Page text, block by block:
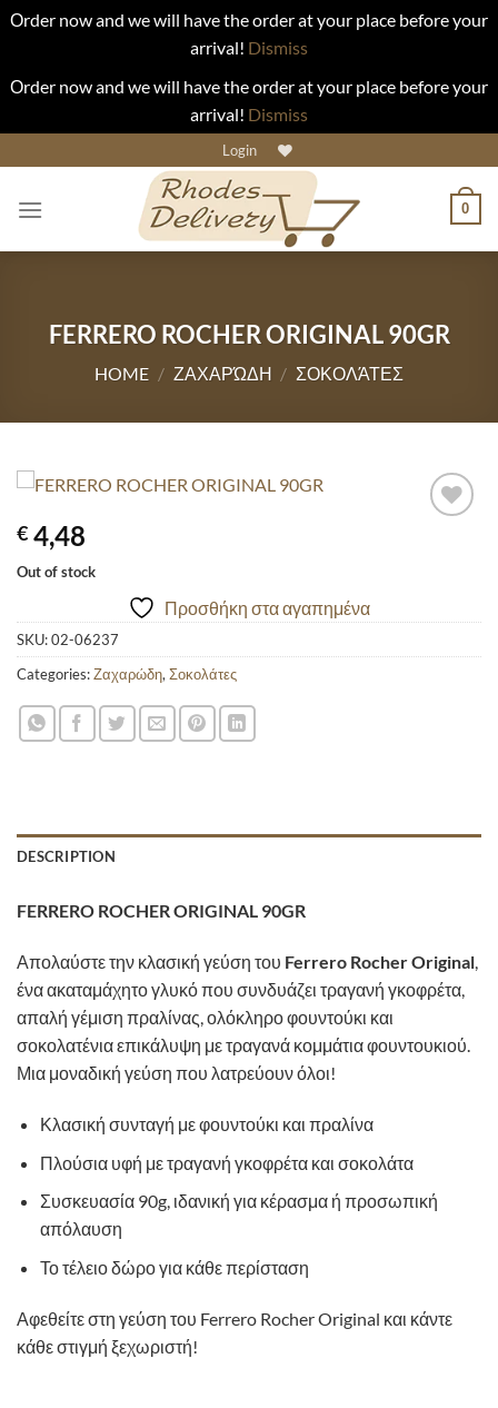
Οrder now and we will have the order at your place before your
arrival! Dismiss
Οrder now and we will have the order at your place before your
arrival! Dismiss
to
content
Login
0
FERRERO ROCHER ORIGINAL 90GR
HOME / ΖΑΧΑΡΏΔΗ / ΣΟΚΟΛΆΤΕΣ
€ 4,48
Out of stock
Προσθήκη στα αγαπημένα
SKU:02-06237
Categories:Ζαχαρώδη,Σοκολάτες
DESCRIPTION
FERRERO ROCHER ORIGINAL 90GR
Απολαύστε την κλασική γεύση του Ferrero Rocher Original,
ένα ακαταμάχητο γλυκό που συνδυάζει τραγανή γκοφρέτα,
απαλή γέμιση πραλίνας, ολόκληρο φουντούκι και
σοκολατένια επικάλυψη με τραγανά κομμάτια φουντουκιού.
Μια μοναδική γεύση που λατρεύουν όλοι!
Κλασική συνταγή με φουντούκι και πραλίνα
Πλούσια υφή με τραγανή γκοφρέτα και σοκολάτα
Συσκευασία 90g, ιδανική για κέρασμα ή προσωπική
απόλαυση
Το τέλειο δώρο για κάθε περίσταση
Αφεθείτε στη γεύση του Ferrero Rocher Original και κάντε
κάθε στιγμή ξεχωριστή!